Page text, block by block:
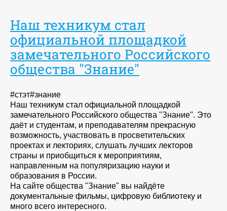
Наш техникум стал
официальной площадкой
замечательного Российского
общества "Знание"
#стэт#знание
Наш техникум стал официальной площадкой
замечательного Российского общества "Знание". Это
даёт и студентам, и преподавателям прекрасную
возможность, участвовать в просветительских
проектах и лекториях, слушать лучших лекторов
страны и приобщиться к мероприятиям,
направленным на популяризацию науки и
образования в России.
На сайте общества "Знание" вы найдёте
документальные фильмы, цифровую библиотеку и
много всего интересного.